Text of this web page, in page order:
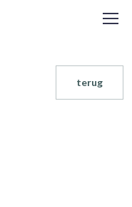
terug